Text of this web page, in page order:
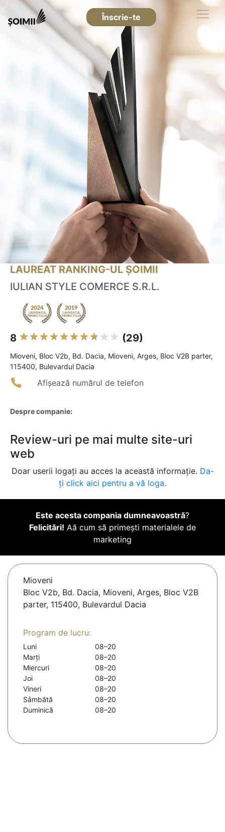
Înscrie-te
LAUREAT RANKING-UL ȘOIMII
IULIAN STYLE COMERCE S.R.L.
8 (29)
Mioveni, Bloc V2b, Bd. Dacia, Mioveni, Arges, Bloc V2B parter,
115400, Bulevardul Dacia
Afișează numărul de telefon
Despre companie:
Review-uri pe mai multe site-uri
web
Doar userii logați au acces la această informație. Da-
ți click aici pentru a vă loga.
Este acesta compania dumneavoastră?
Felicitări! Aă cum să primești materialele de
marketing
Mioveni
Bloc V2b, Bd. Dacia, Mioveni, Arges, Bloc V2B
parter, 115400, Bulevardul Dacia
Program de lucru:
Luni
08–20
Marți
08–20
Miercuri
08–20
Joi
08–20
Vineri
08–20
Sâmbătă
08–20
Duminică
08–20